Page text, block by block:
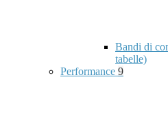
Bandi di
tabelle)
Performance 9